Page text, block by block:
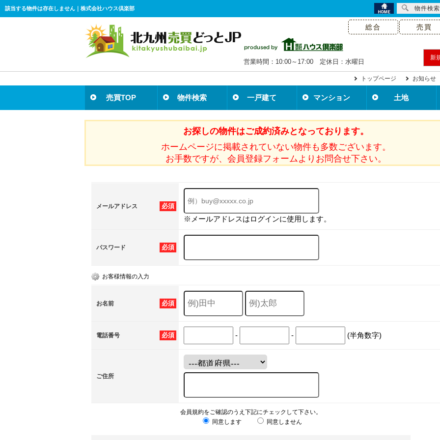
該当する物件は存在しません｜株式会社ハウス倶楽部
総合 売買
新
営業時間：10:00～17:00 定休日：水曜日
トップページ お知らせ
売買TOP 物件検索 一戸建て マンション 土地
お探しの物件はご成約済みとなっております。
ホームページに掲載されていない物件も多数ございます。
お手数ですが、会員登録フォームよりお問合せ下さい。
必須
メールアドレス
※メールアドレスはログインに使用します。
必須
パスワード
お客様情報の入力
必須
お名前
必須
電話番号 - - (半角数字)
ご住所
会員規約をご確認のうえ下記にチェックして下さい。
同意します
同意しません
物件検索